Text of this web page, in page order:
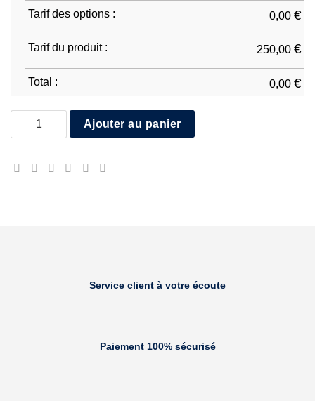
Tarif des options : 0,00 €
Tarif du produit : 250,00 €
Total : 0,00 €
quantité de Ducati Panigale V4R 2026 Réplica 2
Ajouter au panier
Service client à votre écoute
Paiement 100% sécurisé